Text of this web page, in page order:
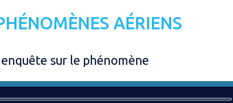
AÉRIENS
sur le phénomène